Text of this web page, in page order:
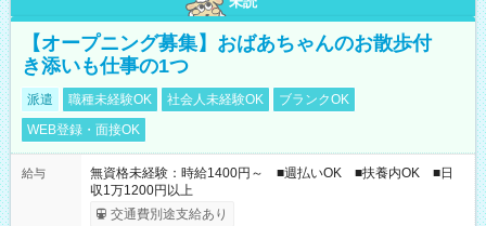
【オープニング募集】おばあちゃんのお散歩付
き添いも仕事の1つ
派遣 職種未経験OK 社会人未経験OK
ブランクOK
WEB登録・面接OK
給与
無資格未経験：時給1400円～ ■週払いOK ■扶養内OK ■日
収1万1200円以上
交通費別途支給あり